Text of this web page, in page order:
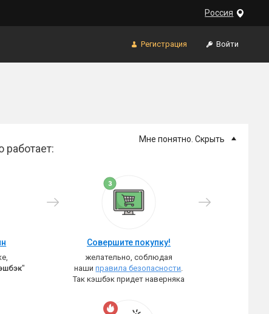
Россия
Регистрация Войти
Мне понятно. Скрыть
работает:
"
Совершите покупку!
желательно, соблюдая
нашиправила безопасности.
Так кэшбэк придет наверняка